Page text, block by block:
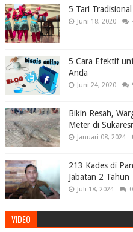
5 Tari
Juni 18, 2020
5 Cara Efektif
Anda
Juni 24, 2020
Bikin Resah,
Meter di
Januari 08, 2024
213 Kades di
Jabatan 2 Tahun
Juli 18, 2024 0
VIDEO